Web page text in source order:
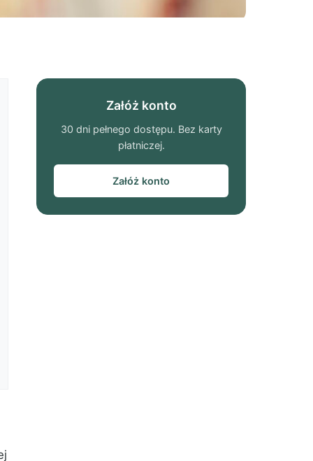
Załóż konto
30 dni pełnego dostępu. Bez karty
płatniczej.
Załóż konto